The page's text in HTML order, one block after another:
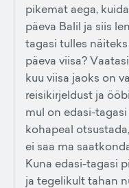
pikemat aega,
päeva Balil ja siis
tagasi tulles
päeva viisa?
kuu viisa jaoks on
reisikirjeldust ja
mul on edasi-
kohapeal
ei saa ma
Kuna edasi-tagasi
ja tegelikult tahan